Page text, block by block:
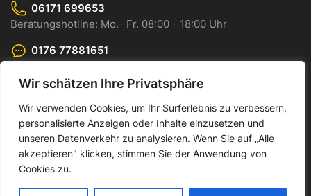
Wir schätzen Ihre Privatsphäre
Wir verwenden Cookies, um Ihr Surferlebnis zu verbessern,
personalisierte Anzeigen oder Inhalte einzusetzen und
unseren Datenverkehr zu analysieren. Wenn Sie auf „Alle
akzeptieren" klicken, stimmen Sie der Anwendung von
Cookies zu.
06171 699653
Beratungshotline: Mo.- Fr. 08:00 - 18:00 Uhr
0176 77881651
info@cmo-gmbh.com
Senden Sie uns Ihre Anfrage bequem per E-Mail.
© CMO GmbH 2023
Made by Dankor Digital